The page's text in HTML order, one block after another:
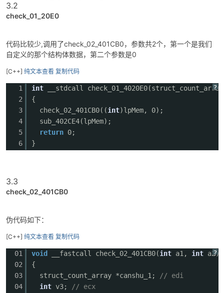
3.2
check_01_20E0
代码比较少,调用了check_02_401CB0，参数共2个，第一个是我们
自定义的那个结构体数据，第二个参数是0
[C++] 纯文本查看 复制代码
?
1
2
3
4
5
6
int
__stdcall
{
check_02_401CB0((int)lpMem, 0);
sub_402CE4(lpMem);
return 0;
}
3.3
check_02_401CB0
伪代码如下：
[C++] 纯文本查看 复制代码
?
01
02
03
04
void __fastcall check_02_401CB0(int a1, int a2)
{
struct_count_array *canshu_1;
// edi
int v3;
// ecx